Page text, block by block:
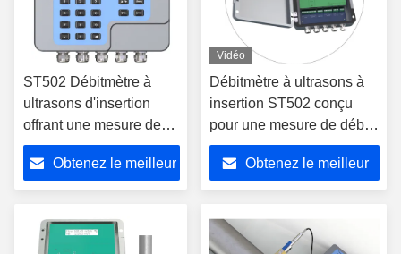
ST502 Débitmètre à
ultrasons d'insertion
offrant une mesure de
débit cohérente et
précise sur diverses
tailles de tuyaux avec
temps
Obtenez le meilleur
Vidéo
Débitmètre à ultrasons à
insertion ST502 conçu
pour une mesure de débit
à temps de transit de
haute précision dans
diverses tailles de tuyaux
industriels
Obtenez le meilleur